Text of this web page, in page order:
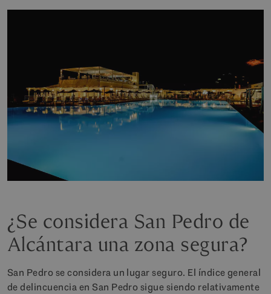
¿Se considera San Pedro de
Alcántara una zona segura?
San Pedro se considera un lugar seguro. El índice general
de delincuencia en San Pedro sigue siendo relativamente